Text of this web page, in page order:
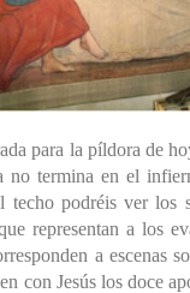
para la píldora de
no termina en el
podréis ver los
representan a los
a escenas
con Jesús los doce